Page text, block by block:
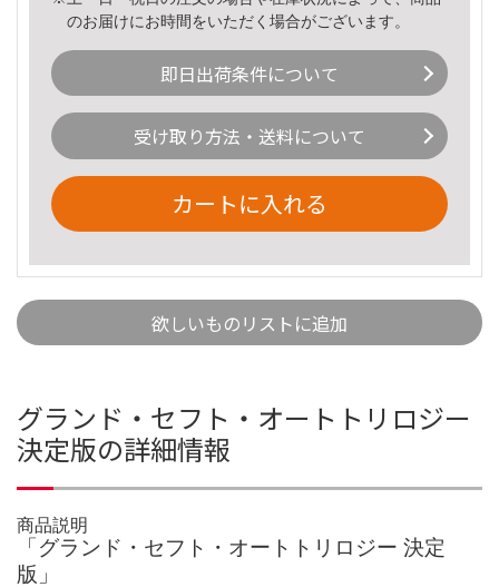
のお届けにお時間をいただく場合がございます。
即日出荷条件について
受け取り方法・送料について
カートに入れる
欲しいものリストに追加
グランド・セフト・オートトリロジー
決定版の詳細情報
商品説明
「グランド・セフト・オートトリロジー 決定
版」